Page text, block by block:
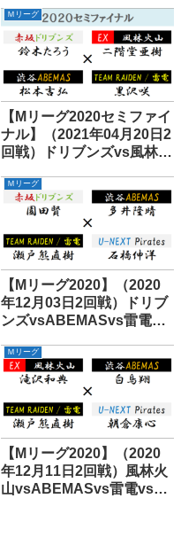
Ｍリーグ
【Mリーグ2020セミファイ
ナル】（2021年04月20日2
回戦）ドリブンズvs風林火
Ｍリーグ
【Mリーグ2020】（2020
年12月03日2回戦）ドリブ
ンズvsABEMASvs雷電vs
Ｍリーグ
【Mリーグ2020】（2020
年12月11日2回戦）風林火
山vsABEMASvs雷電vsパ